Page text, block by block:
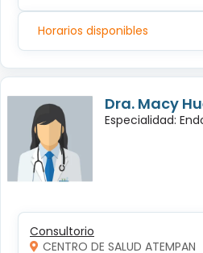
Horarios disponibles
Dra. Macy
Especialidad:
Consultorio
CENTRO DE SALUD ATEMPAN